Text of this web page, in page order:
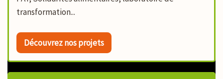
transformation...
Découvrez nos projets